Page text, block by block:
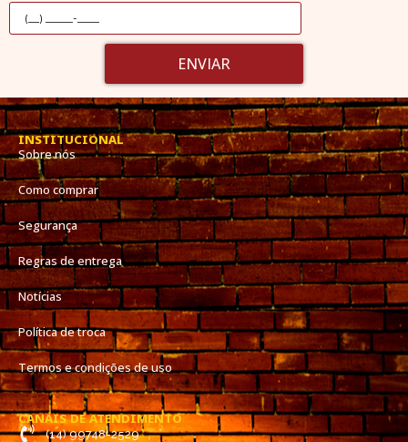
ENVIAR
INSTITUCIONAL
Sobre nós
Como comprar
Segurança
Regras de entrega
Notícias
Política de troca
Termos e condições de uso
CANAIS DE ATENDIMENTO
(14) 99748-2529